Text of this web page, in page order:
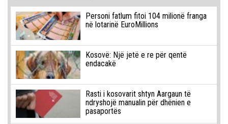
Personi fatlum fitoi 104 milionë franga
në lotarinë EuroMillions
Kosovë: Një jetë e re për qentë
endacakë
Rasti i kosovarit shtyn Aargaun të
ndryshojë manualin për dhënien e
pasaportës